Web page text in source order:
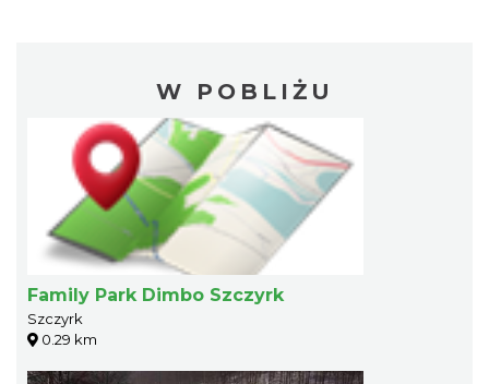
W POBLIŻU
Family Park Dimbo Szczyrk
Szczyrk
0.29 km